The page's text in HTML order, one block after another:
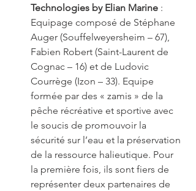
Technologies by Elian Marine :
Equipage composé de Stéphane
Auger (Souffelweyersheim – 67),
Fabien Robert (Saint-Laurent de
Cognac – 16) et de Ludovic
Courrège (Izon – 33). Equipe
formée par des « zamis » de la
pêche récréative et sportive avec
le soucis de promouvoir la
sécurité sur l’eau et la préservation
de la ressource halieutique. Pour
la première fois, ils sont fiers de
représenter deux partenaires de